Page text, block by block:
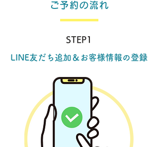
ご予約の流れ
​STEP1
LINE友だち追加＆お客様情報の登録